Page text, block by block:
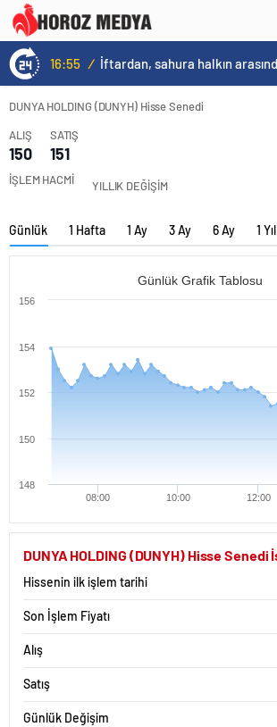
16:55 / İftardan, sahura halkın
DUNYA HOLDING (DUNYH) Hisse Senedi
ALIŞ
150
SATIŞ
151
İŞLEM HACMİ YILLIK DEĞİŞİM
Günlük 1 Hafta 1 Ay 3 Ay 6 Ay 1 Yıl
Günlük Grafik Tablosu
08:00 10:00 12:00
148
150
152
154
156
DUNYA HOLDING (DUNYH) Hisse
Hissenin ilk işlem tarihi
Son İşlem Fiyatı
Alış
Satış
Günlük Değişim